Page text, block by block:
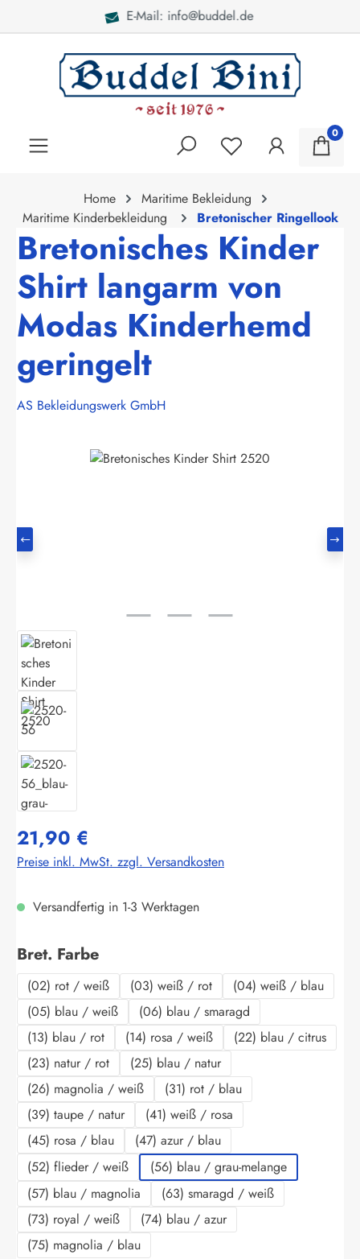
Bei Fragen: 040 - 46 28 52
0
Home
Maritime Bekleidung
Maritime Kinderbekleidung
Bretonischer Ringellook
Bretonisches Kinder
Shirt langarm von
Modas Kinderhemd
geringelt
AS Bekleidungswerk GmbH
Bildergalerie überspringen
21,90 €
Preise inkl. MwSt. zzgl. Versandkosten
Versandfertig in 1-3 Werktagen
Bret. Farbeauswählen
(02) rot / weiß (03) weiß / rot
(04) weiß / blau
(05) blau / weiß
(06) blau / smaragd
(13) blau / rot
(14) rosa / weiß
(22) blau / citrus
(23) natur / rot
(25) blau / natur
(26) magnolia / weiß
(31) rot / blau
(39) taupe / natur
(41) weiß / rosa
(45) rosa / blau
(47) azur / blau
(52) flieder / weiß
(56) blau / grau-melange
(57) blau / magnolia
(63) smaragd / weiß
(73) royal / weiß
(74) blau / azur
(75) magnolia / blau